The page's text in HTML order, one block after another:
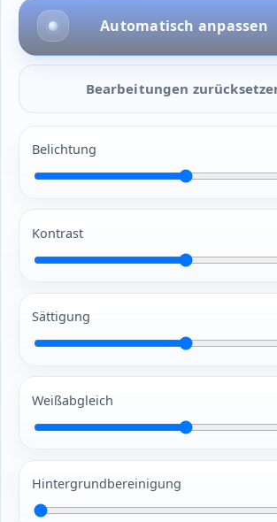
Automatisch anpassen
Bearbeitungen
Belichtung
Kontrast
Sättigung
Weißabgleich
Hintergrundbereinigung